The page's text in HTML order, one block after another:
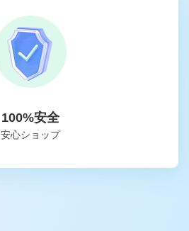
100%安全
安心ショップ